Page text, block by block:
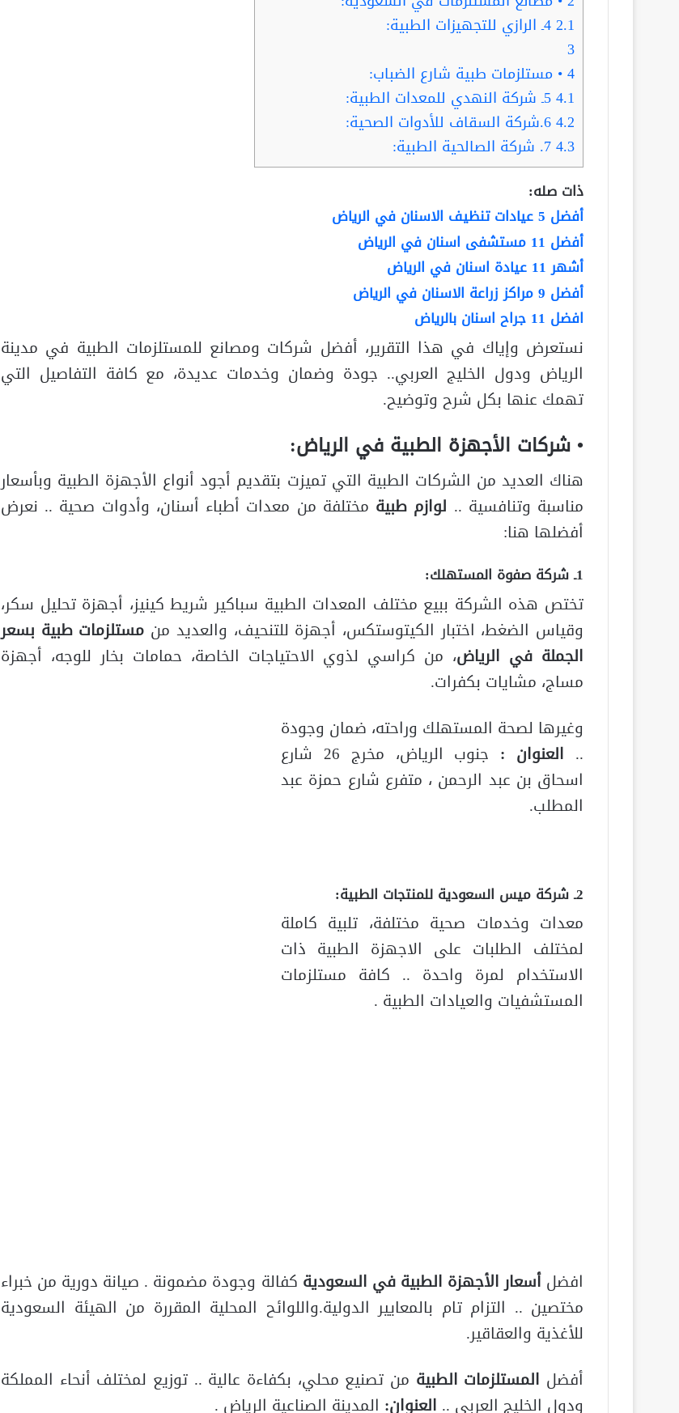
2.1
3
4• مستلزمات طبية شارع الضباب:
4.1
4.2
4.3
ذات صله:
أفضل 5 عيادات تنظيف الاسنان في الرياض
أفضل 11 مستشفى اسنان في الرياض
أشهر 11 عيادة اسنان في الرياض
أفضل 9 مراكز زراعة الاسنان في الرياض
افضل 11 جراح اسنان بالرياض
نستعرض وإياك في هذا التقرير، أفضل شركات ومصانع للمستلزمات الطبية في مدينة
الرياض ودول الخليج العربي.. جودة وضمان وخدمات عديدة، مع كافة التفاصيل التي
تهمك عنها بكل شرح وتوضيح.
• شركات الأجهزة الطبية في الرياض:
هناك العديد من الشركات الطبية التي تميزت بتقديم أجود أنواع الأجهزة الطبية وبأسعار
مناسبة وتنافسية .. لوازم طبية مختلفة من معدات أطباء أسنان، وأدوات صحية .. نعرض
أفضلها هنا:
1ـ شركة صفوة المستهلك:
تختص هذه الشركة ببيع مختلف المعدات الطبية سباكير شريط كينيز، أجهزة تحليل سكر،
وقياس الضغط، اختبار الكيتوستكس، أجهزة للتنحيف، والعديد من مستلزمات طبية بسعر
الجملة في الرياض، من كراسي لذوي الاحتياجات الخاصة، حمامات بخار للوجه، أجهزة
مساج، مشايات بكفرات.
وغيرها لصحة المستهلك وراحته، ضمان وجودة
.. العنوان :
جنوب الرياض، مخرج 26 شارع
اسحاق بن عبد الرحمن ، متفرع شارع حمزة عبد
المطلب.
2ـ شركة ميس السعودية للمنتجات الطبية:
معدات وخدمات صحية مختلفة، تلبية كاملة
لمختلف الطلبات على الاجهزة الطبية ذات
الاستخدام لمرة واحدة .. كافة مستلزمات
المستشفيات والعيادات الطبية .
افضلأسعار الأجهزة الطبية في السعودية كفالة وجودة مضمونة . صيانة دورية من خبراء
مختصين .. التزام تام بالمعايير الدولية.واللوائح المحلية المقررة من الهيئة السعودية
للأغذية والعقاقير.
أفضل المستلزمات الطبية من تصنيع محلي، بكفاءة عالية .. توزيع لمختلف أنحاء المملكة
ودول الخليج العربي .. العنوان: المدينة الصناعية الرياض .